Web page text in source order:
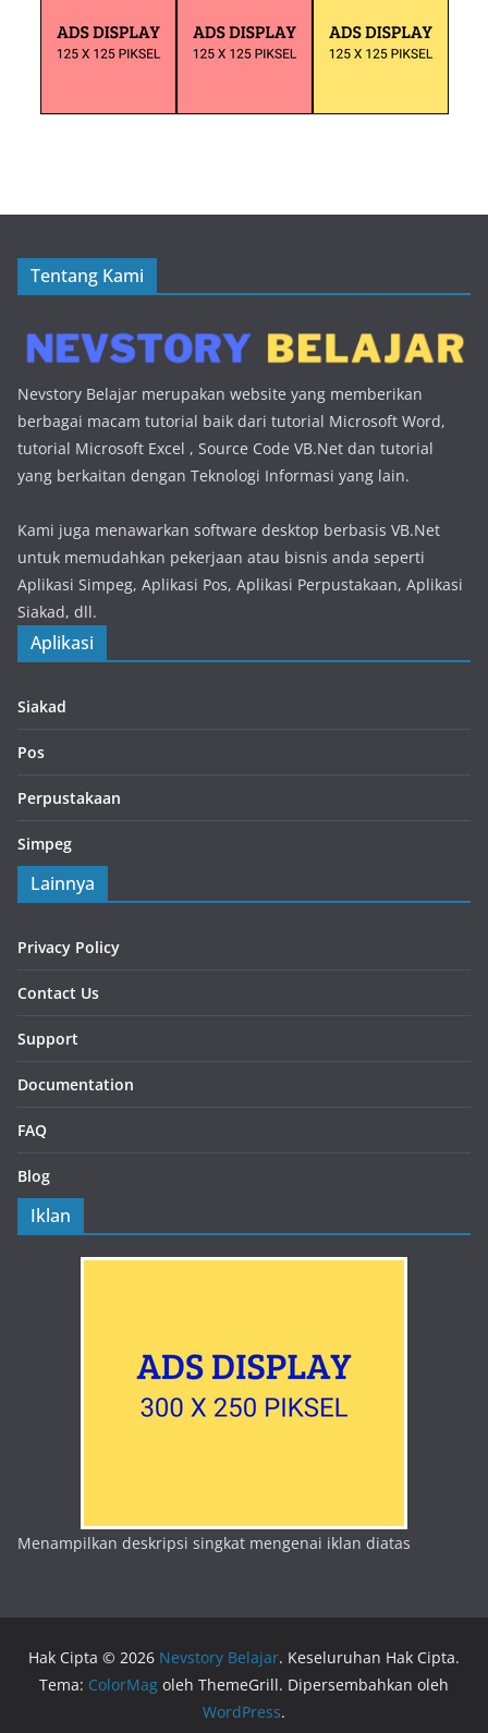
Tentang Kami
Nevstory Belajar merupakan website yang memberikan
berbagai macam tutorial baik dari tutorial Microsoft Word,
tutorial Microsoft Excel , Source Code VB.Net dan tutorial
yang berkaitan dengan Teknologi Informasi yang lain.
Kami juga menawarkan software desktop berbasis VB.Net
untuk memudahkan pekerjaan atau bisnis anda seperti
Aplikasi Simpeg, Aplikasi Pos, Aplikasi Perpustakaan, Aplikasi
Siakad, dll.
Aplikasi
Siakad
Pos
Perpustakaan
Simpeg
Lainnya
Privacy Policy
Contact Us
Support
Documentation
FAQ
Blog
Iklan
Menampilkan deskripsi singkat mengenai iklan diatas
Hak Cipta © 2026 Nevstory Belajar. Keseluruhan Hak Cipta.
Tema: ColorMag oleh ThemeGrill. Dipersembahkan oleh
WordPress.